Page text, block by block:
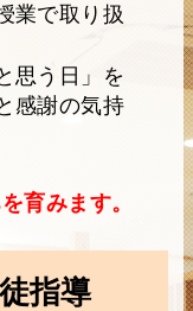
業で取り扱
思う日」を
感謝の気持
育みます。
指導